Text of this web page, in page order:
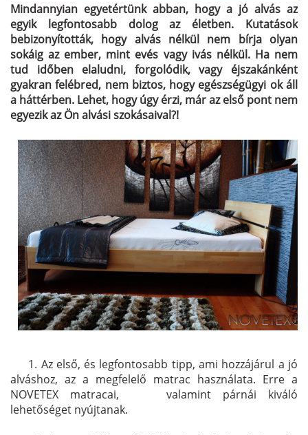
Mindannyian egyetértünk abban, hogy a jó alvás az
egyik legfontosabb dolog az életben. Kutatások
bebizonyították, hogy alvás nélkül nem bírja olyan
sokáig az ember, mint evés vagy ivás nélkül. Ha nem
tud időben elaludni, forgolódik, vagy éjszakánként
gyakran felébred, nem biztos, hogy egészségügyi ok áll
a háttérben. Lehet, hogy úgy érzi, már az első pont nem
egyezik az Ön alvási szokásaival?!
1. Az első, és legfontosabb tipp, ami hozzájárul a jó
alváshoz, az a megfelelő matrac használata. Erre a
NOVETEX matracai, valamint párnái kiváló
lehetőséget nyújtanak.